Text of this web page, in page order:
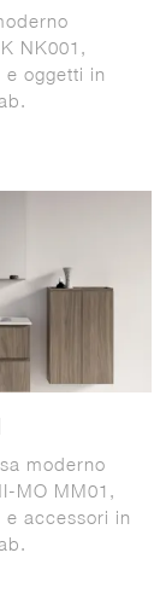
NK001,
e oggetti in
moderno
MO MM01,
e accessori in